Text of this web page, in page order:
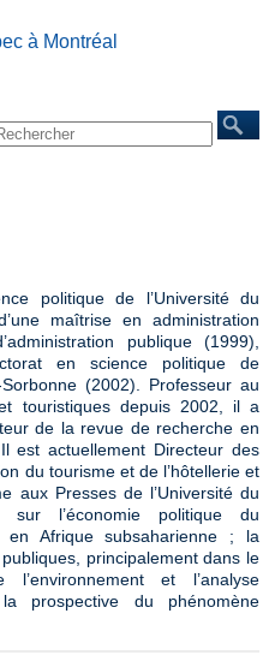
politique de l’Université du
maîtrise en administration
publique (1999),
en science politique de
(2002). Professeur au
touristiques depuis 2002, il a
de la revue de recherche en
est actuellement Directeur des
du tourisme et de l’hôtellerie et
aux Presses de l’Université du
l’économie politique du
en Afrique subsaharienne ; la
principalement dans le
et l’analyse
prospective du phénomène